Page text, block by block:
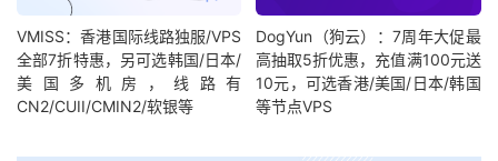
VMISS：香港国际线路独服/VPS
全部7折特惠，另可选韩国/日本/
美国多机房，线路有
CN2/CUII/CMIN2/软银等
DogYun（狗云）：7周年大促最
高抽取5折优惠，充值满100元送
10元，可选香港/美国/日本/韩国
等节点VPS